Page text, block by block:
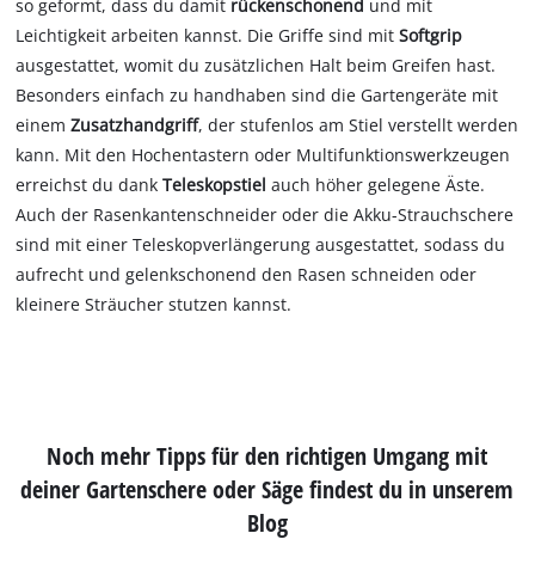
so geformt, dass du damit rückenschonend und mit
Leichtigkeit arbeiten kannst. Die Griffe sind mitSoftgrip
ausgestattet, womit du zusätzlichen Halt beim Greifen hast.
Besonders einfach zu handhaben sind die Gartengeräte mit
einemZusatzhandgriff, der stufenlos am Stiel verstellt werden
kann. Mit den Hochentastern oder Multifunktionswerkzeugen
erreichst du dankTeleskopstielauch höher gelegene Äste.
Auch der Rasenkantenschneider oder die Akku-Strauchschere
sind mit einer Teleskopverlängerung ausgestattet, sodass du
aufrecht und gelenkschonend den Rasen schneiden oder
kleinere Sträucher stutzen kannst.
Noch mehr Tipps für den richtigen Umgang mit
deiner Gartenschere oder Säge findest du in unserem
Blog